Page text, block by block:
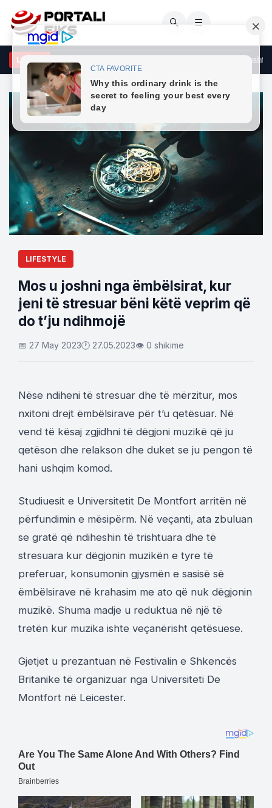
🔍 ☰
LAJME
konstituimi i Kuvendit sipas afatit të dhënë nga Gjykata
LIFESTYLE
Mos u joshni nga ëmbëlsirat, kur
jeni të stresuar bëni këtë veprim që
do t’ju ndihmojë
📅 27 May 2023🕐 27.05.2023👁 0 shikime
Nëse ndiheni të stresuar dhe të mërzitur, mos
nxitoni drejt ëmbëlsirave për t’u qetësuar. Në
vend të kësaj zgjidhni të dëgjoni muzikë që ju
qetëson dhe relakson dhe duket se ju pengon të
hani ushqim komod.
Studiuesit e Universitetit De Montfort arritën në
përfundimin e mësipërm. Në veçanti, ata zbuluan
se gratë që ndiheshin të trishtuara dhe të
stresuara kur dëgjonin muzikën e tyre të
preferuar, konsumonin gjysmën e sasisë së
ëmbëlsirave në krahasim me ato që nuk dëgjonin
muzikë. Shuma madje u reduktua në një të
tretën kur muzika ishte veçanërisht qetësuese.
Gjetjet u prezantuan në Festivalin e Shkencës
Britanike të organizuar nga Universiteti De
Montfort në Leicester.